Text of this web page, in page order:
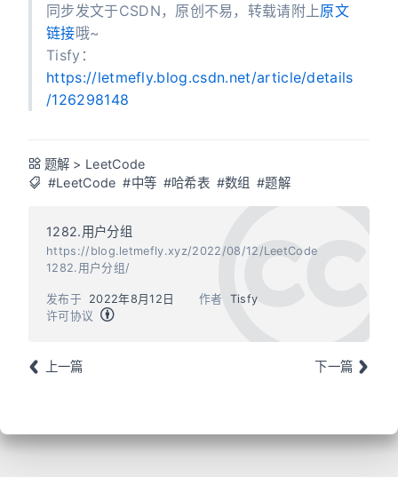
同步发文于CSDN，原创不易，转载请附上原文
链接哦~
Tisfy：
https://letmefly.blog.csdn.net/article/details
/126298148
题解 > LeetCode
#LeetCode #中等 #哈希表 #数组 #题解
1282.用户分组
https://blog.letmefly.xyz/2022/08/12/LeetCode
1282.用户分组/
作者 Tisfy
发布于
2022年8月12日
许可协议
上一篇 下一篇